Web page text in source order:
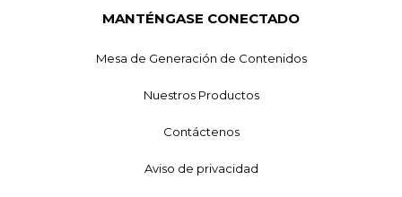
MANTÉNGASE CONECTADO
Mesa de Generación de Contenidos
Nuestros Productos
Contáctenos
Aviso de privacidad